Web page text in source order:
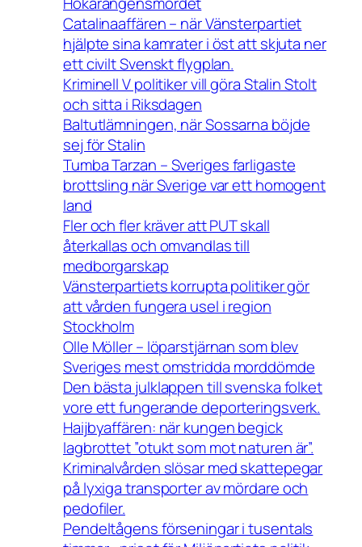
Catalinaaffären – när Vänsterpartiet
hjälpte sina kamrater i öst att skjuta ner
ett civilt Svenskt flygplan.
Kriminell V politiker vill göra Stalin Stolt
och sitta i Riksdagen
Baltutlämningen, när Sossarna böjde
sej för Stalin
Tumba Tarzan – Sveriges farligaste
brottsling när Sverige var ett homogent
land
Fler och fler kräver att PUT skall
återkallas och omvandlas till
medborgarskap
Vänsterpartiets korrupta politiker gör
att vården fungera usel i region
Stockholm
Olle Möller – löparstjärnan som blev
Sveriges mest omstridda morddömde
Den bästa julklappen till svenska folket
vore ett fungerande deporteringsverk.
Haijbyaffären: när kungen begick
lagbrottet ”otukt som mot naturen är”.
Kriminalvården slösar med skattepegar
på lyxiga transporter av mördare och
pedofiler.
Pendeltågens förseningar i tusentals